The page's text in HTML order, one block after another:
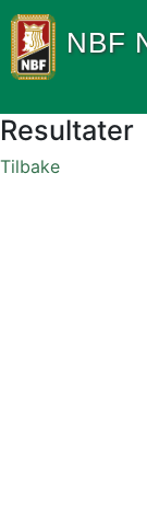
NBF
Resultater
Tilbake